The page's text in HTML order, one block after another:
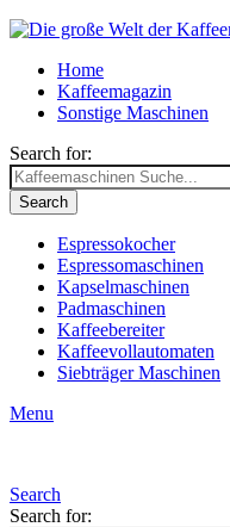
Home
Kaffeemagazin
Sonstige Maschinen
Search for:
Search
Espressokocher
Espressomaschinen
Kapselmaschinen
Padmaschinen
Kaffeebereiter
Kaffeevollautomaten
Siebträger Maschinen
Menu
Search
Search for: